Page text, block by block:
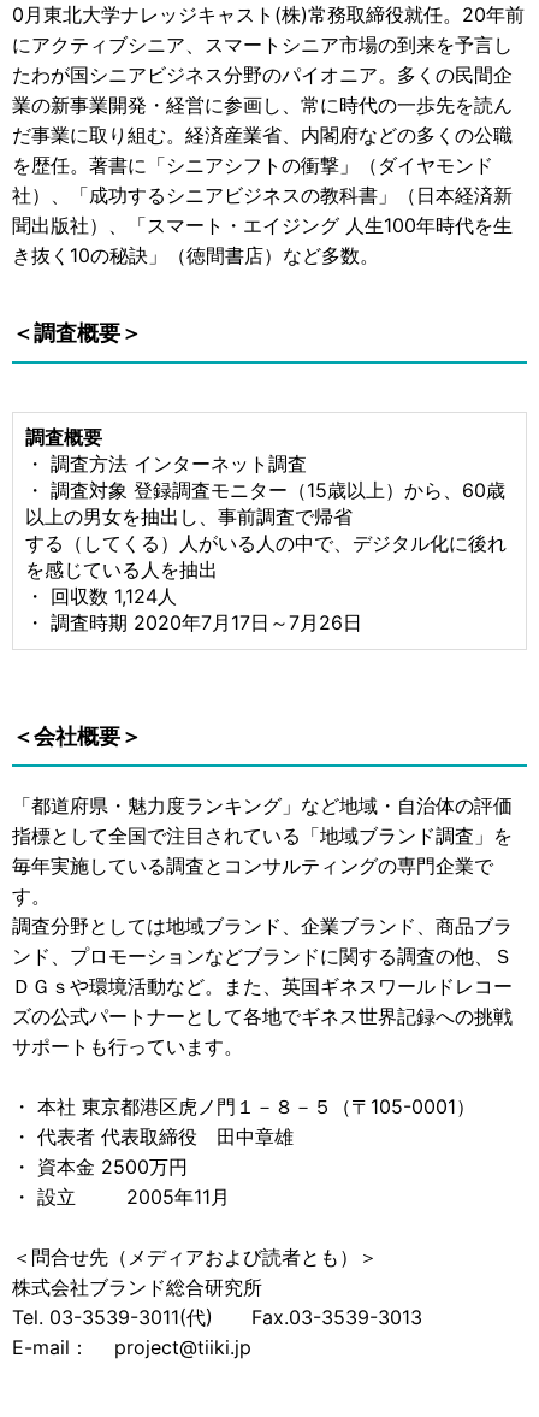
0月東北大学ナレッジキャスト(株)常務取締役就任。20年前
にアクティブシニア、スマートシニア市場の到来を予言し
たわが国シニアビジネス分野のパイオニア。多くの民間企
業の新事業開発・経営に参画し、常に時代の一歩先を読ん
だ事業に取り組む。経済産業省、内閣府などの多くの公職
を歴任。著書に「シニアシフトの衝撃」（ダイヤモンド
社）、「成功するシニアビジネスの教科書」（日本経済新
聞出版社）、「スマート・エイジング 人生100年時代を生
き抜く10の秘訣」（徳間書店）など多数。
＜調査概要＞
調査概要
・ 調査方法 インターネット調査
・ 調査対象 登録調査モニター（15歳以上）から、60歳
以上の男女を抽出し、事前調査で帰省
する（してくる）人がいる人の中で、デジタル化に後れ
を感じている人を抽出
・ 回収数 1,124人
・ 調査時期 2020年7月17日～7月26日
＜会社概要＞
「都道府県・魅力度ランキング」など地域・自治体の評価
指標として全国で注目されている「地域ブランド調査」を
毎年実施している調査とコンサルティングの専門企業で
す。
調査分野としては地域ブランド、企業ブランド、商品ブラ
ンド、プロモーションなどブランドに関する調査の他、Ｓ
ＤＧｓや環境活動など。また、英国ギネスワールドレコー
ズの公式パートナーとして各地でギネス世界記録への挑戦
サポートも行っています。
・ 本社 東京都港区虎ノ門１－８－５（〒105-0001）
・ 代表者 代表取締役 田中章雄
・ 資本金 2500万円
・ 設立 2005年11月
＜問合せ先（メディアおよび読者とも）＞
株式会社ブランド総合研究所
Tel. 03-3539-3011(代) Fax.03-3539-3013
E-mail： project@tiiki.jp